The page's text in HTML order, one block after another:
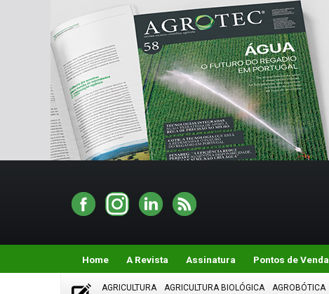
Home A Revista Assinatura Pontos de Venda
AGRICULTURA AGRICULTURA BIOLÓGICA AGROBÓTICA